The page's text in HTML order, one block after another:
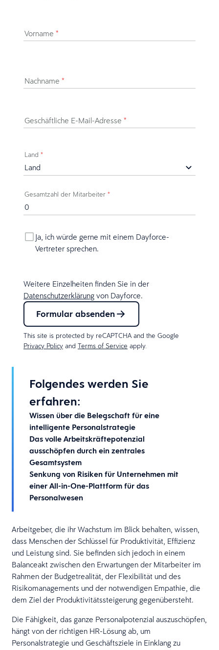
Folgendes werden Sie
erfahren:
Wissen über die Belegschaft für eine
intelligente Personalstrategie
Das volle Arbeitskräftepotenzial
ausschöpfen durch ein zentrales
Gesamtsystem
Senkung von Risiken für Unternehmen mit
einer All-in-One-Plattform für das
Personalwesen
Arbeitgeber, die ihr Wachstum im Blick behalten, wissen,
dass Menschen der Schlüssel für Produktivität, Effizienz
und Leistung sind. Sie befinden sich jedoch in einem
Balanceakt zwischen den Erwartungen der Mitarbeiter im
Rahmen der Budgetrealität, der Flexibilität und des
Risikomanagements und der notwendigen Empathie, die
dem Ziel der Produktivitätssteigerung gegenübersteht.
Die Fähigkeit, das ganze Personalpotenzial auszuschöpfen,
hängt von der richtigen HR-Lösung ab, um
Personalstrategie und Geschäftsziele in Einklang zu
Vorname *
Nachname *
Geschäftliche E-Mail-Adresse *
Land *
Gesamtzahl der Mitarbeiter *
Ja, ich würde gerne mit einem Dayforce-
Vertreter sprechen.
Weitere Einzelheiten finden Sie in der
Datenschutzerklärung von Dayforce.
Formular absenden
This site is protected by reCAPTCHA and the Google
Privacy Policy and Terms of Service apply.